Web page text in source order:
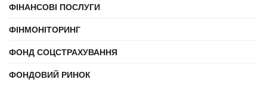
ФІНАНСОВІ ПОСЛУГИ
ФІНМОНІТОРИНГ
ФОНД СОЦСТРАХУВАННЯ
ФОНДОВИЙ РИНОК